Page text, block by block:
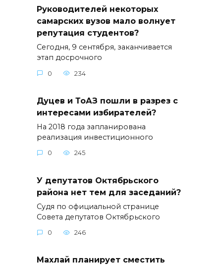
Руководителей некоторых
самарских вузов мало волнует
репутация студентов?
Сегодня, 9 сентября, заканчивается
этап досрочного
0 234
Дуцев и ТоАЗ пошли в разрез с
интересами избирателей?
На 2018 года запланирована
реализация инвестиционного
0 245
У депутатов Октябрьского
района нет тем для заседаний?
Судя по официальной странице
Совета депутатов Октябрьского
0 246
Махлай планирует сместить